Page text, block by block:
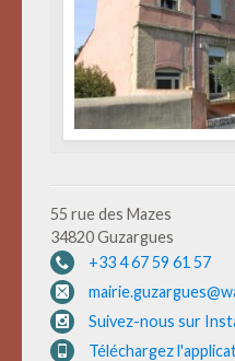
55 rue des Mazes
34820 Guzargues
+33 4 67 59 61 57
Suivez-nous sur
Téléchargez